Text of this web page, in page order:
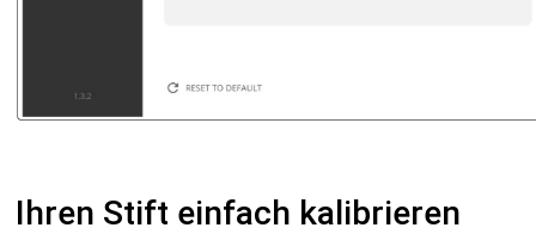
Ihren Stift einfach kalibrieren